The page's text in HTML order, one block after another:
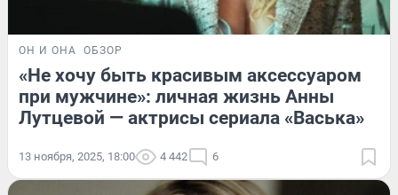
ОН И ОНА ОБЗОР
«Не хочу быть красивым аксессуаром
при мужчине»: личная жизнь Анны
Лутцевой — актрисы сериала «Васька»
13 ноября, 2025, 18:00 4 442 6